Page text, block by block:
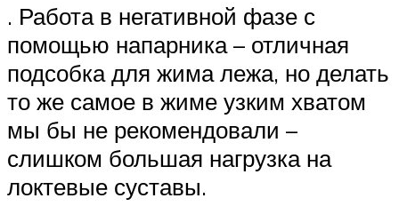
. Работа в негативной фазе с
помощью напарника – отличная
подсобка для жима лежа, но делать
то же самое в жиме узким хватом
мы бы не рекомендовали –
слишком большая нагрузка на
локтевые суставы.